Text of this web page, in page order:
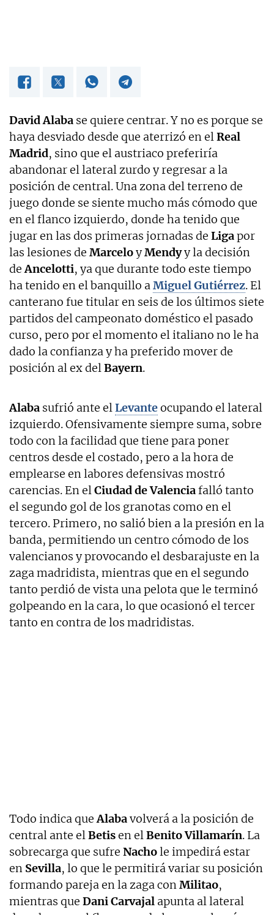
David Alaba se quiere centrar. Y no es porque se
haya desviado desde que aterrizó en elReal
Madrid, sino que el austriaco preferiría
abandonar el lateral zurdo y regresar a la
posición de central. Una zona del terreno de
juego donde se siente mucho más cómodo que
en el flanco izquierdo, donde ha tenido que
jugar en las dos primeras jornadas de Ligapor
las lesiones de MarceloyMendyy la decisión
deAncelotti, ya que durante todo este tiempo
ha tenido en el banquillo aMiguel Gutiérrez. El
canterano fue titular en seis de los últimos siete
partidos del campeonato doméstico el pasado
curso, pero por el momento el italiano no le ha
dado la confianza y ha preferido mover de
posición al ex delBayern.
Alaba sufrió ante elLevanteocupando el lateral
izquierdo. Ofensivamente siempre suma, sobre
todo con la facilidad que tiene para poner
centros desde el costado, pero a la hora de
emplearse en labores defensivas mostró
carencias. En elCiudad de Valenciafalló tanto
el segundo gol de los granotas como en el
tercero. Primero, no salió bien a la presión en la
banda, permitiendo un centro cómodo de los
valencianos y provocando el desbarajuste en la
zaga madridista, mientras que en el segundo
tanto perdió de vista una pelota que le terminó
golpeando en la cara, lo que ocasionó el tercer
tanto en contra de los madridistas.
Todo indica queAlabavolverá a la posición de
central ante elBetisen elBenito Villamarín. La
sobrecarga que sufre Nachole impedirá estar
en Sevilla, lo que le permitirá variar su posición
formando pareja en la zaga conMilitao,
mientras que Dani Carvajal apunta al lateral